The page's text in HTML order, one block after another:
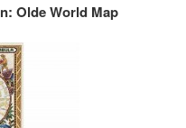
Olde World Map